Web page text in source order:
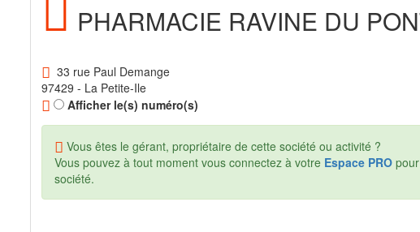
PHARMACIE RAVINE DU
33 rue Paul Demange
97429 - La Petite-Ile
Afficher le(s) numéro(s)
Vous êtes le gérant, propriétaire de cette société ou activité ?
Vous pouvez à tout moment vous connectez à votre Espace PRO
société.